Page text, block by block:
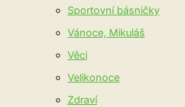
Sportovní básničky
Vánoce, Mikuláš
Věci
Velikonoce
Zdraví